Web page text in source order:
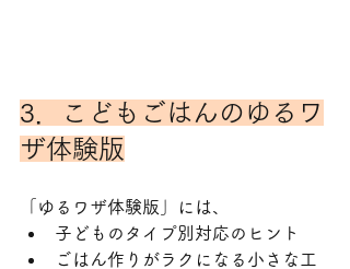
3．こどもごはんのゆるワ
ザ体験版
「ゆるワザ体験版」には、
子どものタイプ別対応のヒント
ごはん作りがラクになる小さな工